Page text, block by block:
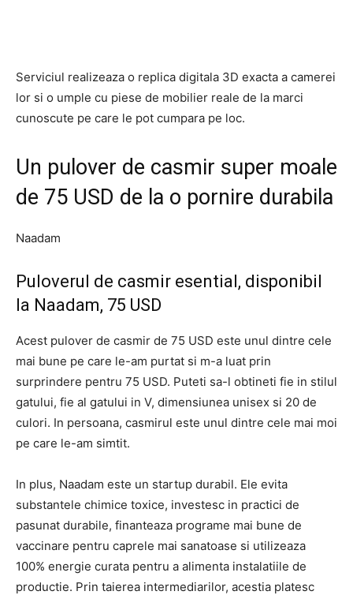
Serviciul realizeaza o replica digitala 3D exacta a camerei
lor si o umple cu piese de mobilier reale de la marci
cunoscute pe care le pot cumpara pe loc.
Un pulover de casmir super moale
de 75 USD de la o pornire durabila
Naadam
Puloverul de casmir esential, disponibil
la Naadam, 75 USD
Acest pulover de casmir de 75 USD este unul dintre cele
mai bune pe care le-am purtat si m-a luat prin
surprindere pentru 75 USD. Puteti sa-l obtineti fie in stilul
gatului, fie al gatului in V, dimensiunea unisex si 20 de
culori. In persoana, casmirul este unul dintre cele mai moi
pe care le-am simtit.
In plus, Naadam este un startup durabil. Ele evita
substantele chimice toxice, investesc in practici de
pasunat durabile, finanteaza programe mai bune de
vaccinare pentru caprele mai sanatoase si utilizeaza
100% energie curata pentru a alimenta instalatiile de
productie. Prin taierea intermediarilor, acestia platesc